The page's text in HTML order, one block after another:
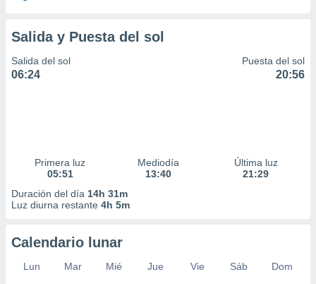
Salida y Puesta del sol
Salida del sol
06:24
Puesta del sol
20:56
Primera luz
05:51
Mediodía
13:40
Última luz
21:29
Duración del día 14h 31m
Luz diurna restante 4h 5m
Calendario lunar
Lun Mar Mié Jue Vie Sáb
Dom